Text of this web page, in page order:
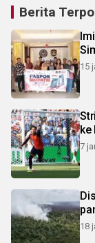
Berita
15
ke
7
18